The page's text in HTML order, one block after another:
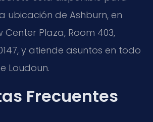
ubicación de Ashburn, en
Center Plaza, Room 403,
, y atiende asuntos en todo
Loudoun.
Frecuentes